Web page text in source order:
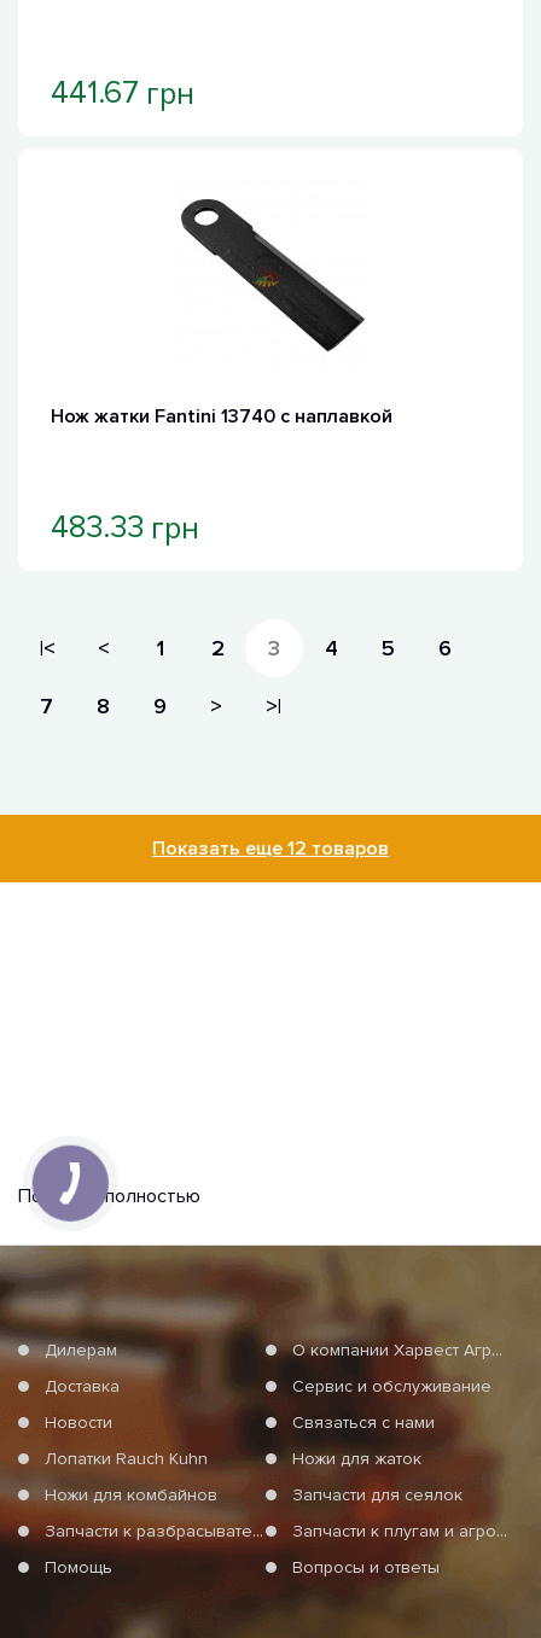
441.67 грн
Нож жатки Fantini 13740 с наплавкой
483.33 грн
|< < 1 2 3 4 5 6
7 8 9 > >|
Показать еще 12 товаров
Показать полностью
Дилерам
О компании Харвест Агро Груп
Доставка
Сервис и обслуживание
Новости
Связаться с нами
Лопатки Rauch Kuhn
Ножи для жаток
Ножи для комбайнов
Запчасти для сеялок
Запчасти к разбрасывателям минеральных удобрений
Запчасти к плугам и агротехнике
Помощь
Вопросы и ответы